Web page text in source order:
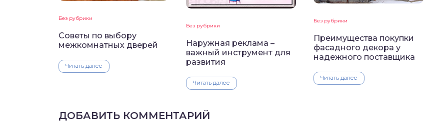
Без рубрики
Советы по выбору
межкомнатных дверей
Читать далее
Без рубрики
Наружная реклама –
важный инструмент для
развития
Читать далее
Без рубрики
Преимущества покупки
фасадного декора у
надежного поставщика
Читать далее
ДОБАВИТЬ КОММЕНТАРИЙ